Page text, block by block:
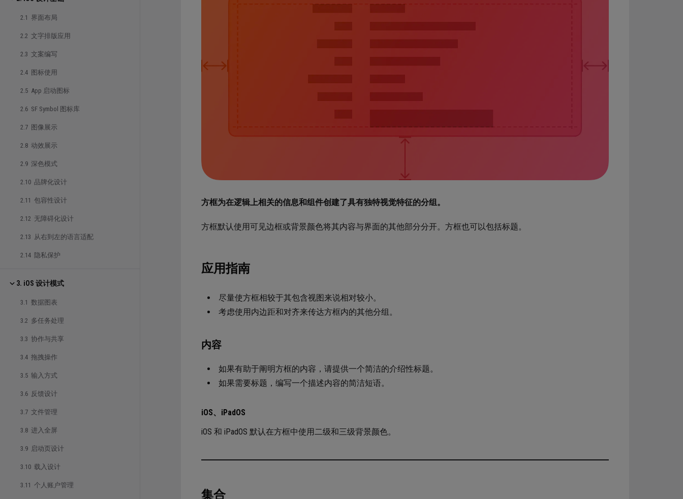
2.1 界面布局
2.2 文字排版应用
2.3 文案编写
2.4 图标使用
2.5 App 启动图标
2.6 SF Symbol 图标库
2.7 图像展示
2.8 动效展示
2.9 深色模式
2.10 品牌化设计
2.11 包容性设计
2.12 无障碍化设计
2.13 从右到左的语言适配
2.14 隐私保护
3. iOS 设计模式
3.1 数据图表
3.2 多任务处理
3.3 协作与共享
3.4 拖拽操作
3.5 输入方式
3.6 反馈设计
3.7 文件管理
3.8 进入全屏
3.9 启动页设计
3.10 载入设计
3.11 个人账户管理
方框为在逻辑上相关的信息和组件创建了具有独特视觉特征的分组。
方框默认使用可见边框或背景颜色将其内容与界面的其他部分分开。方框也可以包括标题。
应用指南
尽量使方框相较于其包含视图来说相对较小。
考虑使用内边距和对齐来传达方框内的其他分组。
内容
如果有助于阐明方框的内容，请提供一个简洁的介绍性标题。
如果需要标题，编写一个描述内容的简洁短语。
iOS、iPadOS
iOS 和 iPadOS 默认在方框中使用二级和三级背景颜色。
集合